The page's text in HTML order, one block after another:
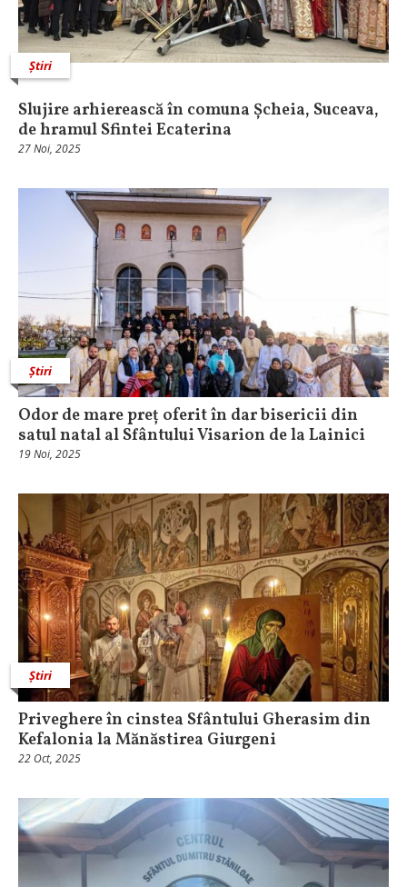
Știri
Slujire arhierească în comuna Șcheia, Suceava,
de hramul Sfintei Ecaterina
27 Noi, 2025
Știri
Odor de mare preț oferit în dar bisericii din
satul natal al Sfântului Visarion de la Lainici
19 Noi, 2025
Știri
Priveghere în cinstea Sfântului Gherasim din
Kefalonia la Mănăstirea Giurgeni
22 Oct, 2025